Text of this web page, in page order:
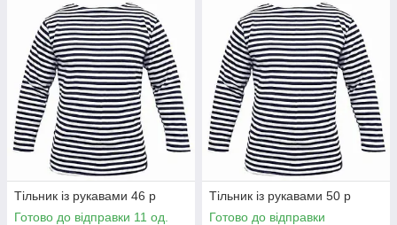
Тільник із рукавами 46 р
Готово до відправки 11 од.
Тільник із рукавами 50 р
Готово до відправки